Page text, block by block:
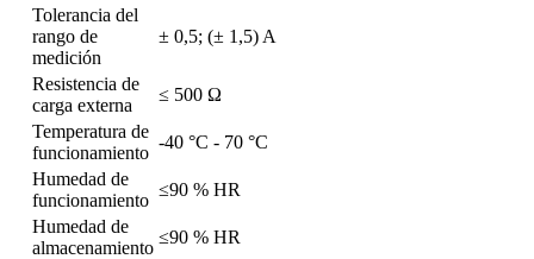
Tolerancia del
rango de
medición
± 0,5; (± 1,5) A
Resistencia de
carga externa
≤ 500 Ω
Temperatura de
funcionamiento
-40 °C - 70 °C
Humedad de
funcionamiento
≤90 % HR
Humedad de
almacenamiento
≤90 % HR